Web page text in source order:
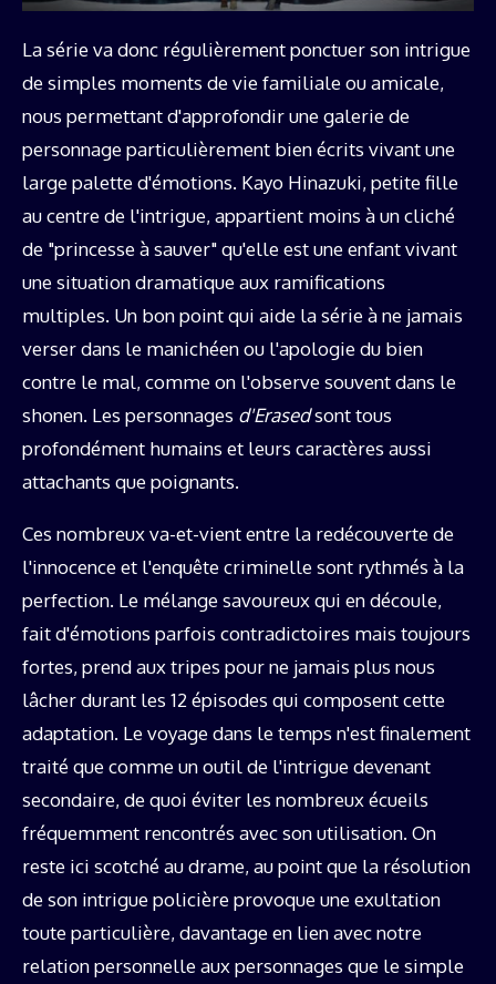
La série va donc régulièrement ponctuer son intrigue
de simples moments de vie familiale ou amicale,
nous permettant d'approfondir une galerie de
personnage particulièrement bien écrits vivant une
large palette d'émotions. Kayo Hinazuki, petite fille
au centre de l'intrigue, appartient moins à un cliché
de "princesse à sauver" qu'elle est une enfant vivant
une situation dramatique aux ramifications
multiples. Un bon point qui aide la série à ne jamais
verser dans le manichéen ou l'apologie du bien
contre le mal, comme on l'observe souvent dans le
shonen. Les personnages d'Erasedsont tous
profondément humains et leurs caractères aussi
attachants que poignants.
Ces nombreux va-et-vient entre la redécouverte de
l'innocence et l'enquête criminelle sont rythmés à la
perfection. Le mélange savoureux qui en découle,
fait d'émotions parfois contradictoires mais toujours
fortes, prend aux tripes pour ne jamais plus nous
lâcher durant les 12 épisodes qui composent cette
adaptation. Le voyage dans le temps n'est finalement
traité que comme un outil de l'intrigue devenant
secondaire, de quoi éviter les nombreux écueils
fréquemment rencontrés avec son utilisation. On
reste ici scotché au drame, au point que la résolution
de son intrigue policière provoque une exultation
toute particulière, davantage en lien avec notre
relation personnelle aux personnages que le simple